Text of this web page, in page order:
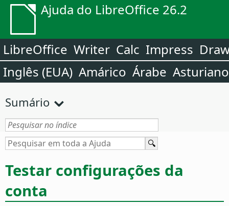
Ajuda do LibreOffice 26.2
LibreOffice Writer Calc Impress
Inglês (EUA) Amárico Árabe Asturiano
Sumário
Testar configurações da
conta